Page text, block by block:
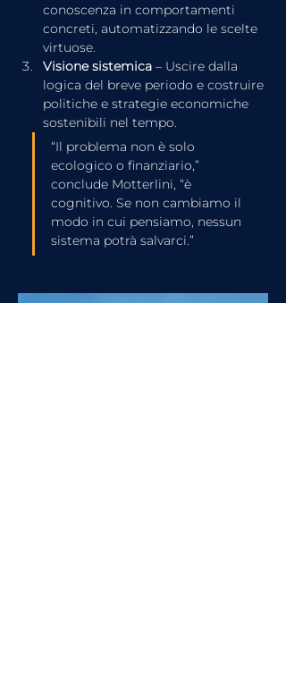
conoscenza in comportamenti
concreti, automatizzando le scelte
virtuose.
Visione sistemica – Uscire dalla
logica del breve periodo e costruire
politiche e strategie economiche
sostenibili nel tempo.
“Il problema non è solo
ecologico o finanziario,”
conclude Motterlini, “è
cognitivo. Se non cambiamo il
modo in cui pensiamo, nessun
sistema potrà salvarci.”